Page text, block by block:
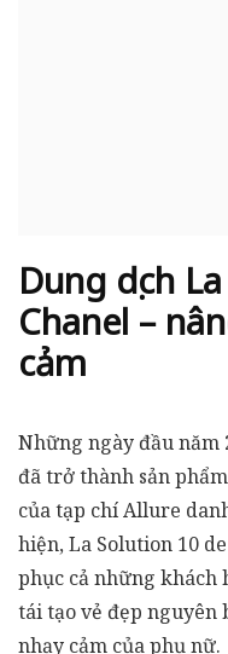
Dung dịch
Chanel –
cảm
Những ngày đầu năm
đã trở thành sản
của tạp chí Allure
hiện, La Solution 10
phục cả những khách
tái tạo vẻ đẹp nguyên
nhạy cảm của phụ nữ.